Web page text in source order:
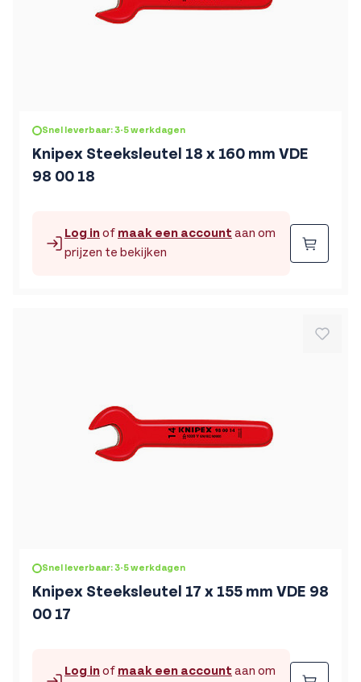
Snel leverbaar: 3-5 werkdagen
Knipex Steeksleutel 18 x 160 mm VDE
98 00 18
Log inof maak een account aan om
prijzen te bekijken
Snel leverbaar: 3-5 werkdagen
Knipex Steeksleutel 17 x 155 mm VDE 98
00 17
Log inof maak een account aan om